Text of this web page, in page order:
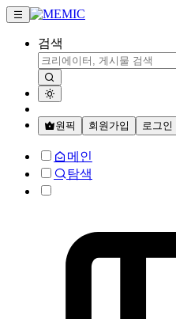
검색
원픽 회원가입 로그인
메인
탐색